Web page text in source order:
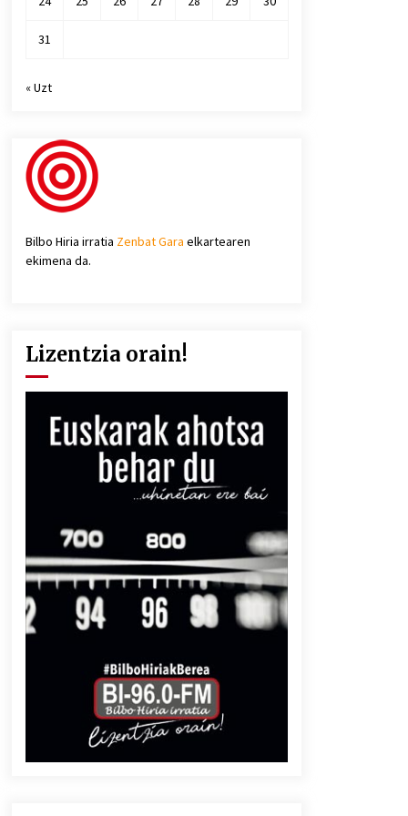
31
« Uzt
Bilbo Hiria irratia Zenbat Gara elkartearen
ekimena da.
Lizentzia orain!